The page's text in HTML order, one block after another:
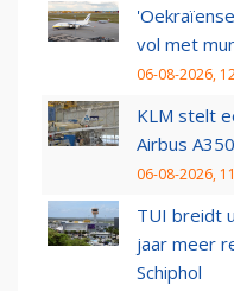
vol met
06-08-2026,
KLM stelt
Airbus
06-08-2026,
TUI breidt
jaar meer
Schiphol